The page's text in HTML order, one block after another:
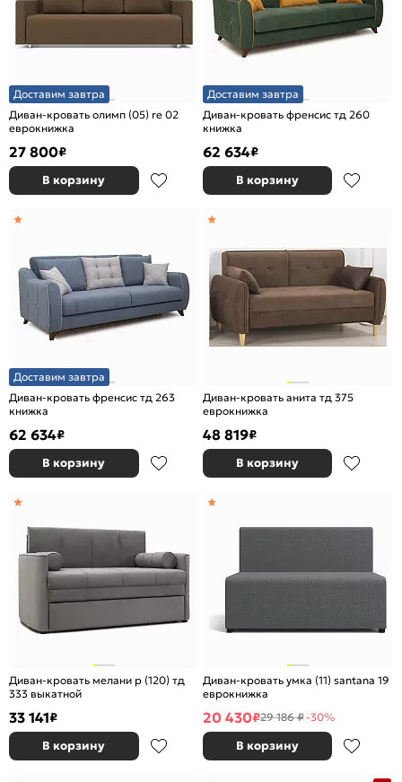
Доставим завтра
Диван-кровать олимп (05) re 02
еврокнижка
27 800₽
В корзину
Доставим завтра
Диван-кровать френсис тд 260
книжка
62 634₽
В корзину
Доставим завтра
Диван-кровать френсис тд 263
книжка
62 634₽
В корзину
Диван-кровать анита тд 375
еврокнижка
48 819₽
В корзину
Диван-кровать мелани р (120) тд
333 выкатной
33 141₽
В корзину
Диван-кровать умка (11) santana 19
еврокнижка
20 430₽29 186 ₽-30%
В корзину